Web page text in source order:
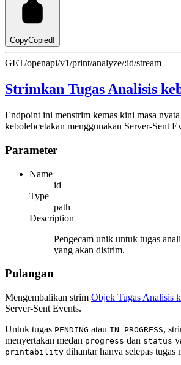
CopyCopied!
GET/openapi/v1/print/analyze/:id/stream
Strimkan Tugas Analisis
Endpoint ini menstrim kemas kini masa
kebolehcetakan menggunakan Server-Sent
Parameter
Name
id
Type
path
Description
Pengecam unik untuk tugas
yang akan distrim.
Pulangan
Mengembalikan strim Objek Tugas Analisis
Server-Sent Events.
Untuk tugas PENDING atau IN_PROGRESS,
menyertakan medan progress dan status
printability dihantar hanya selepas tugas